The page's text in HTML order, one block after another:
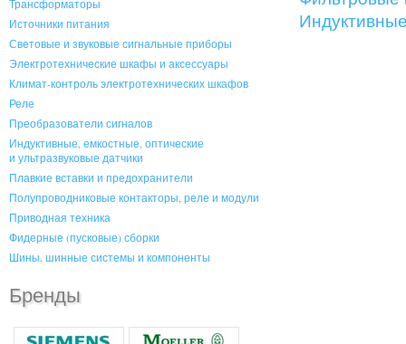
Трансформаторы
Источники питания
Световые и звуковые сигнальные приборы
Электротехнические шкафы и аксессуары
Климат-контроль электротехнических шкафов
Реле
Преобразователи сигналов
Индуктивные, емкостные, оптические
и ультразвуковые датчики
Плавкие вставки и предохранители
Полупроводниковые контакторы, реле и модули
Приводная техника
Фидерные (пусковые) сборки
Шины, шинные системы и компоненты
Бренды